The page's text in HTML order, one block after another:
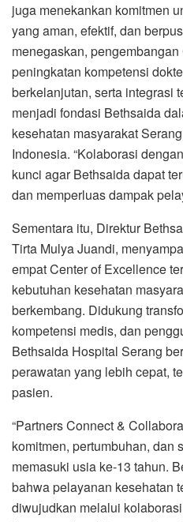
juga menekankan komitmen
yang aman, efektif, dan
menegaskan,
peningkatan kompetensi
berkelanjutan, serta integrasi
menjadi fondasi Bethsaida
kesehatan masyarakat
Indonesia. “Kolaborasi
kunci agar Bethsaida dapat
dan memperluas dampak
Sementara itu, Direktur
Tirta Mulya Juandi,
empat Center of Excellence
kebutuhan kesehatan
berkembang. Didukung
kompetensi medis, dan
Bethsaida Hospital Serang
perawatan yang lebih cepat,
pasien.
“Partners Connect &
komitmen, pertumbuhan, dan
memasuki usia ke-13 tahun.
bahwa pelayanan kesehatan
diwujudkan melalui